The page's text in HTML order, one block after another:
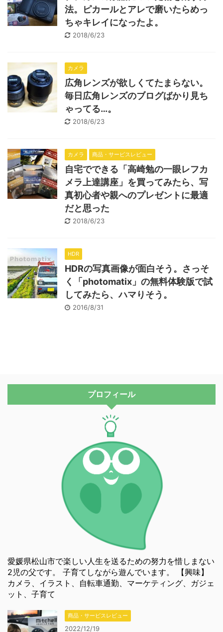
法。ピカールとアレで磨いたらめっ
ちゃキレイになったよ。
2018/6/23
カメラ
広角レンズが欲しくてたまらない。
毎日広角レンズのブログばかり見ち
ゃってる…。
2018/6/23
カメラ 商品・サービスレビュー
自宅でできる「高崎勉の一眼レフカ
メラ上達講座」を買ってみたら、写
真初心者や親へのプレゼントに最適
だと思った
2018/6/23
HDR
HDRの写真画像が面白そう。さっそ
く「photomatix」の無料体験版で試
してみたら、ハマりそう。
2016/8/31
プロフィール
愛媛県松山市で楽しい人生を送るための努力を惜しまない
2児の父です。 子育てしながら遊んでいます。 【興味】
カメラ、イラスト、自転車通勤、マーケティング、ガジェ
ット、子育て
商品・サービスレビュー
2022/12/19